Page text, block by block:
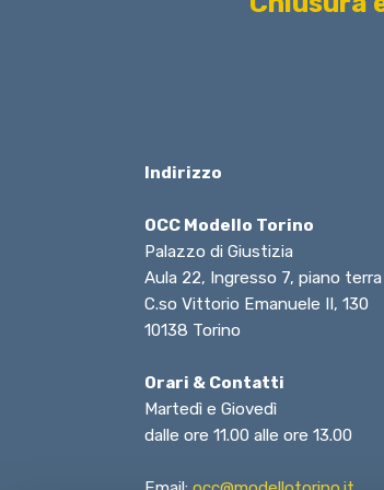
Indirizzo
OCC Modello Torino
Palazzo di Giustizia
Aula 22, Ingresso 7, piano terra
C.so Vittorio Emanuele II, 130
10138 Torino
Orari & Contatti
Martedì e Giovedì
dalle ore 11.00 alle ore 13.00